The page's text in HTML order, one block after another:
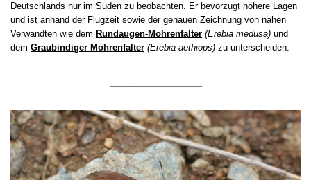
Deutschlands nur im Süden zu beobachten. Er bevorzugt höhere Lagen
und ist anhand der Flugzeit sowie der genauen Zeichnung von nahen
Verwandten wie dem Rundaugen-Mohrenfalter (Erebia medusa) und
dem Graubindiger Mohrenfalter (Erebia aethiops) zu unterscheiden.